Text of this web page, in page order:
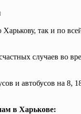
так и по
случаев во
и автобусов на 8,
в Харькове: